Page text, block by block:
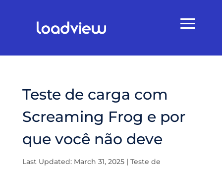
Teste de carga com
Screaming Frog e por
que você não deve
Last Updated: March 31, 2025| Teste de